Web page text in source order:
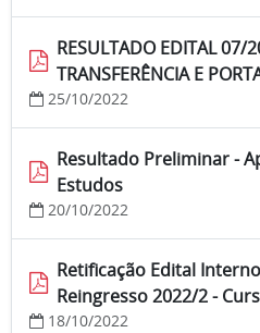
RESULTADO EDITAL 07/
TRANSFERÊNCIA E
25/10/2022
Resultado Preliminar -
Estudos
20/10/2022
Retificação Edital
Reingresso 2022/2 -
18/10/2022